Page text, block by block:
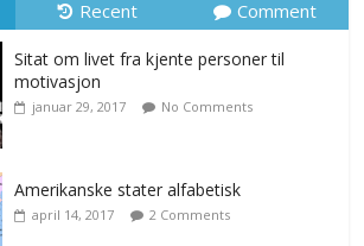
Recent Comment
Sitat om livet fra kjente personer til
motivasjon
januar 29, 2017 No Comments
Amerikanske stater alfabetisk
april 14, 2017 2 Comments